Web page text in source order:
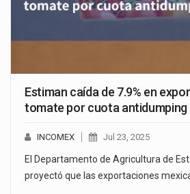
Estiman caída de 7.9% en
tomate por cuota antidumping
INCOMEX Jul 23, 2025
El Departamento de Agricultura de
proyectó que las exportaciones